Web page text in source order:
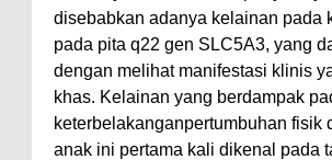
disebabkan adanya kelainan pada
pada pita q22 gen SLC5A3, yang
dengan melihat manifestasi klinis
khas. Kelainan yang berdampak
keterbelakanganpertumbuhan fisik
anak ini pertama kali dikenal pada